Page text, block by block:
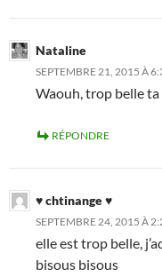
Nataline
SEPTEMBRE 21, 2015 À
Waouh, trop belle
RÉPONDRE
♥ chtinange ♥
SEPTEMBRE 24, 2015 À
elle est trop belle,
bisous bisous